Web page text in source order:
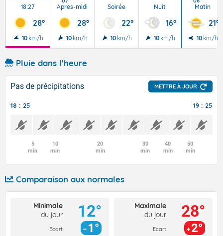
18:27
28°
10 km/h
Après-midi
28°
10 km/h
Soirée
22°
10 km/h
Nuit
16°
10 km/h
Matin
21°
10 km/h
Pluie dans l'heure
Pas de précipitations METTRE À JOUR
18 : 25 19 : 25
5
min
10
min
20
min
30
min
40
min
50
min
Comparaison aux normales
Minimale
du jour
Ecart
12°
1°
Maximale
du jour
Ecart
28°
2°